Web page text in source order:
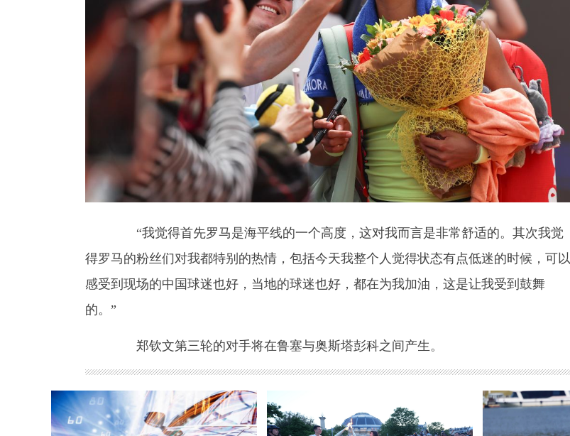
“我觉得首先罗马是海平线的一个高度，这对我而言是非常舒适的。其次我觉
得罗马的粉丝们对我都特别的热情，包括今天我整个人觉得状态有点低迷的时候，可以
感受到现场的中国球迷也好，当地的球迷也好，都在为我加油，这是让我受到鼓舞
的。”
郑钦文第三轮的对手将在鲁塞与奥斯塔彭科之间产生。